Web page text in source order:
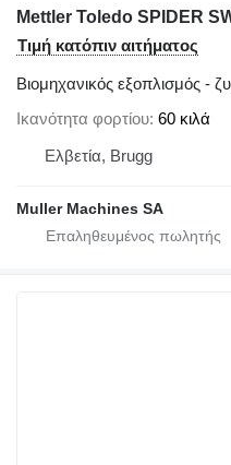
Mettler Toledo SPIDER
Τιμή κατόπιν αιτήματος
Βιομηχανικός εξοπλισμός -
Ικανότητα φορτίου 60 κιλά
Ελβετία, Brugg
Muller Machines SA